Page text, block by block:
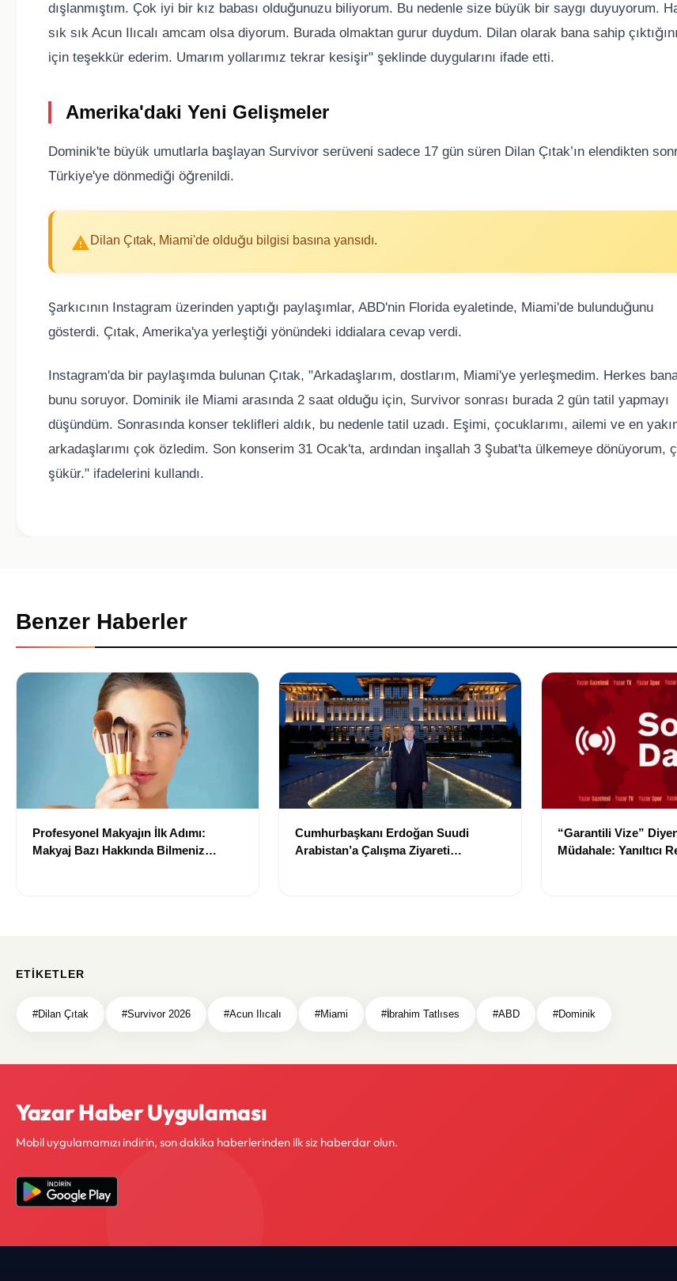
dışlanmıştım. Çok iyi bir kız babası olduğunuzu biliyorum. Bu nedenle size büyük bir saygı duyuyorum.
sık sık Acun Ilıcalı amcam olsa diyorum. Burada olmaktan gurur duydum. Dilan olarak bana sahip
için teşekkür ederim. Umarım yollarımız tekrar kesişir" şeklinde duygularını ifade etti.
Amerika'daki Yeni Gelişmeler
Dominik'te büyük umutlarla başlayan Survivor serüveni sadece 17 gün süren Dilan Çıtak’ın elendikten
Türkiye'ye dönmediği öğrenildi.
Dilan Çıtak, Miami'de olduğu bilgisi basına yansıdı.
Şarkıcının Instagram üzerinden yaptığı paylaşımlar, ABD'nin Florida eyaletinde, Miami'de bulunduğunu
gösterdi. Çıtak, Amerika'ya yerleştiği yönündeki iddialara cevap verdi.
Instagram'da bir paylaşımda bulunan Çıtak, "Arkadaşlarım, dostlarım, Miami'ye yerleşmedim. Herkes
bunu soruyor. Dominik ile Miami arasında 2 saat olduğu için, Survivor sonrası burada 2 gün tatil yapmayı
düşündüm. Sonrasında konser teklifleri aldık, bu nedenle tatil uzadı. Eşimi, çocuklarımı, ailemi ve en
arkadaşlarımı çok özledim. Son konserim 31 Ocak'ta, ardından inşallah 3 Şubat'ta ülkemeye dönüyorum,
şükür." ifadelerini kullandı.
Benzer Haberler
Profesyonel Makyajın İlk Adımı:
Makyaj Bazı Hakkında Bilmeniz
Cumhurbaşkanı Erdoğan Suudi
Arabistan’a Çalışma Ziyareti
“Garantili Vize”
Müdahale: Yanıltıcı
ETIKETLER
#Dilan Çıtak #Survivor 2026 #Acun Ilıcalı #Miami #İbrahim Tatlıses #ABD #Dominik
Yazar Haber Uygulaması
Mobil uygulamamızı indirin, son dakika haberlerinden ilk siz haberdar olun.